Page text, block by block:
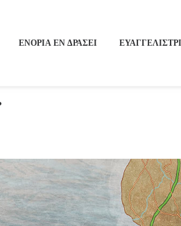
ΕΝΟΡΙΑ ΕΝ ΔΡΑΣΕΙ